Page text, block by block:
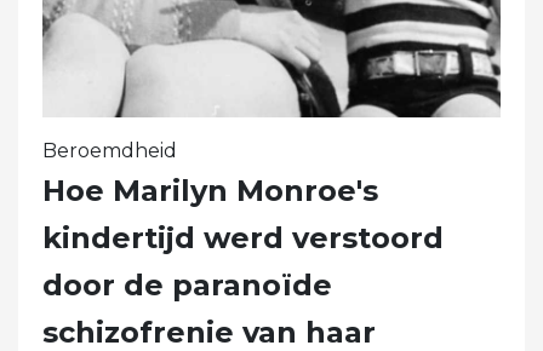
Beroemdheid
Hoe Marilyn Monroe's
kindertijd werd verstoord
door de paranoïde
schizofrenie van haar